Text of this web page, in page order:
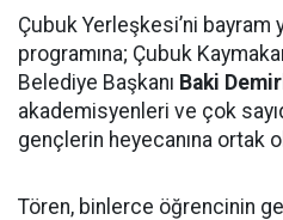
Çubuk Yerleşkesi’ni
programına; Çubuk
Belediye Başkanı Baki
akademisyenleri ve çok
gençlerin heyecanına ortak
Tören, binlerce öğrencinin